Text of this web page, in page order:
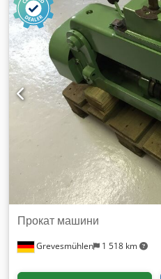
шпинделя: 65–1 750 об./хв. (4-
регулювання) Подача: 0,1;
автоматична) Відстань між
680 мм Розмір столу: 500 x 370
Вертикальне регулювання
130 мм Загальна потужність:
приблизно: 273 кг Габаритні
м Машина оснащена функцією
напрямку обертання вліво/
допомогою ножної педалі або
нахилятись і регулюватися по
Grevesmühlen 1 518 km
Прокат машини